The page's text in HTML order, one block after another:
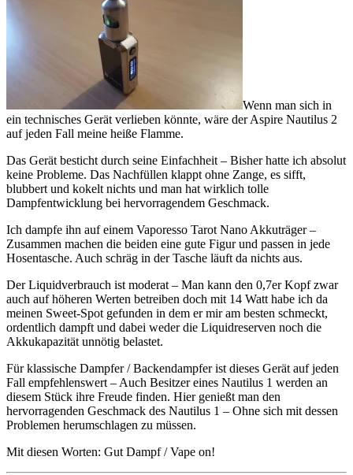
Wenn man sich in
ein technisches Gerät verlieben könnte, wäre der Aspire Nautilus 2
auf jeden Fall meine heiße Flamme.
Das Gerät besticht durch seine Einfachheit – Bisher hatte ich absolut
keine Probleme. Das Nachfüllen klappt ohne Zange, es sifft,
blubbert und kokelt nichts und man hat wirklich tolle
Dampfentwicklung bei hervorragendem Geschmack.
Ich dampfe ihn auf einem Vaporesso Tarot Nano Akkuträger –
Zusammen machen die beiden eine gute Figur und passen in jede
Hosentasche. Auch schräg in der Tasche läuft da nichts aus.
Der Liquidverbrauch ist moderat – Man kann den 0,7er Kopf zwar
auch auf höheren Werten betreiben doch mit 14 Watt habe ich da
meinen Sweet-Spot gefunden in dem er mir am besten schmeckt,
ordentlich dampft und dabei weder die Liquidreserven noch die
Akkukapazität unnötig belastet.
Für klassische Dampfer / Backendampfer ist dieses Gerät auf jeden
Fall empfehlenswert – Auch Besitzer eines Nautilus 1 werden an
diesem Stück ihre Freude finden. Hier genießt man den
hervorragenden Geschmack des Nautilus 1 – Ohne sich mit dessen
Problemen herumschlagen zu müssen.
Mit diesen Worten: Gut Dampf / Vape on!